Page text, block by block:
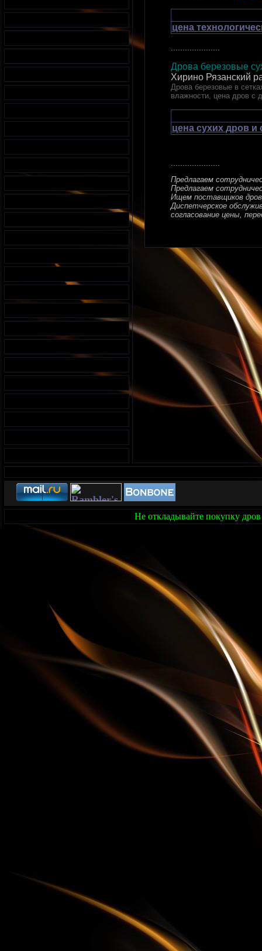
цена
.....................
Дрова березовые
Хирино Рязанский
Дрова березовые в
влажности, цена дров с
цена сухих дров и
.....................
Предлагаем
Предлагаем
Ищем поставщиков
Диспетчерское
согласование цены,
Не откладывайте покупку